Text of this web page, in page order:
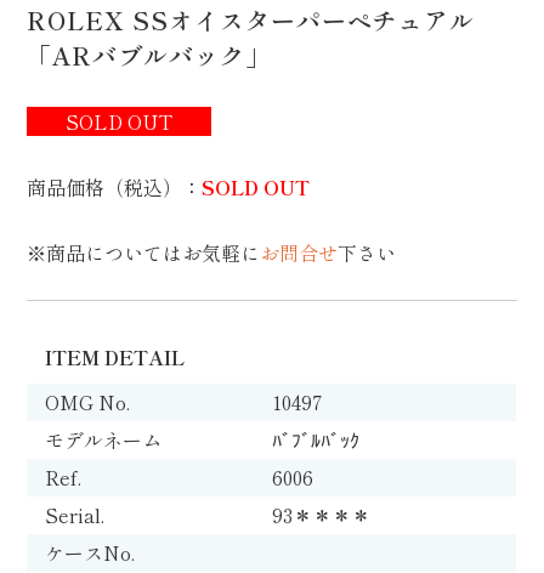
ROLEX SSオイスターパーペチュアル
「ARバブルバック」
SOLD OUT
商品価格（税込） ：SOLD OUT
※商品についてはお気軽にお問合せ下さい
ITEM DETAIL
OMG No.
10497
モデルネーム
ﾊﾞﾌﾞﾙﾊﾞｯｸ
Ref.
6006
Serial.
93＊＊＊＊
ケースNo.